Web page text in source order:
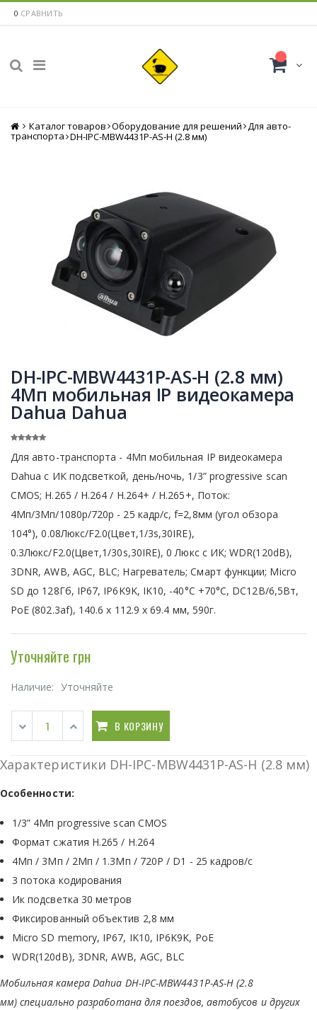
0 СРАВНИТЬ
Главная
Каталог товаров Оборудование для решений Для авто-
транспорта DH-IPC-MBW4431P-AS-H (2.8 мм)
DH-IPC-MBW4431P-AS-H (2.8 мм)
4Мп мобильная IP видеокамера
Dahua Dahua
Для авто-транспорта - 4Мп мобильная IP видеокамера
Dahua с ИК подсветкой, день/ночь, 1/3” progressive scan
CMOS; H.265 / H.264 / H.264+ / H.265+, Поток:
4Мп/3Мп/1080р/720p - 25 кадр/с, f=2,8мм (угол обзора
104°), 0.08Люкс/F2.0(Цвет,1/3s,30IRE),
0.3Люкс/F2.0(Цвет,1/30s,30IRE), 0 Люкс с ИК; WDR(120dB),
3DNR, AWB, AGC, BLC; Нагреватель; Смарт функции; Micro
SD до 128Гб, IP67, IP6K9K, IK10, -40°С +70°С, DC12В/6,5Вт,
PoE (802.3af), 140.6 x 112.9 x 69.4 мм, 590г.
Уточняйте грн
Наличие: Уточняйте
В КОРЗИНУ
Характеристики DH-IPC-MBW4431P-AS-H (2.8 мм)
Особенности:
1/3” 4Мп progressive scan CMOS
Формат сжатия H.265 / H.264
4Мп / 3Мп / 2Мп / 1.3Мп / 720Р / D1 - 25 кадров/с
3 потока кодирования
Ик подсветка 30 метров
Фиксированный объектив 2,8 мм
Micro SD memory, IP67, IK10, IP6K9K, PoE
WDR(120dB), 3DNR, AWB, AGC, BLC
Мобильная камера Dahua DH-IPC-MBW4431P-AS-H (2.8
мм) специально разработана для поездов, автобусов и других